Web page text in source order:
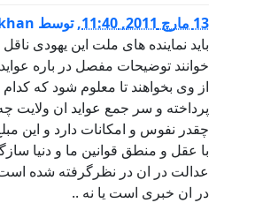
13 مارچ 2011, 11:40 ,توسط
باید نماینده های ملت این یهودی
خوانند توضیحات مفصل در باره
از وی بخواهند تا معلوم شود که کدام
پرداخته و سر جمع عواید ان ولایت
چقدر نفوس و امکانات دارد و این
با عقل و منطق قوانین ما و دنیا
عدالت در ان در نظرگرفته شده است
در ان خبری است یا نه ..